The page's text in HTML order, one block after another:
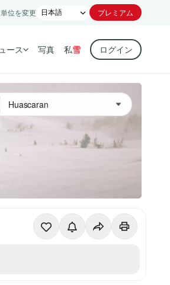
位を変更 プレミアム
ース 写真 私雪 ログイン